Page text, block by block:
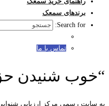
برندهای سمعک
Search for:
تماس با ما
“خوب شنیدن
به سایت رسمی مرکز ارزیابی